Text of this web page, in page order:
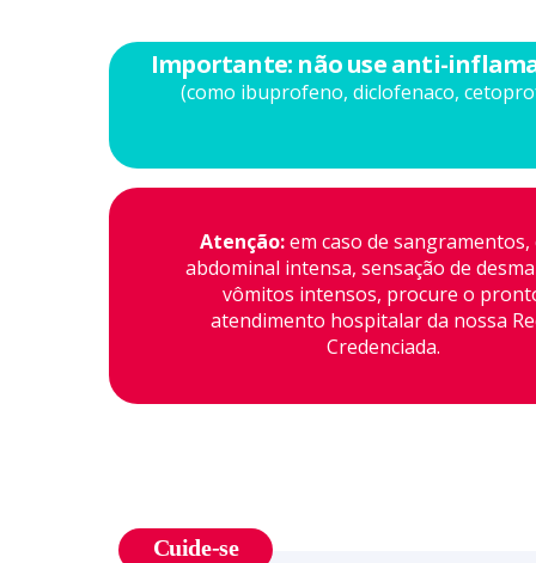
Importante: não use anti-
(como ibuprofeno, diclofenaco,
Atenção:em caso de
abdominal intensa, sensação de
vômitos intensos, procure o
atendimento hospitalar da nossa
Credenciada.
Cuide-se